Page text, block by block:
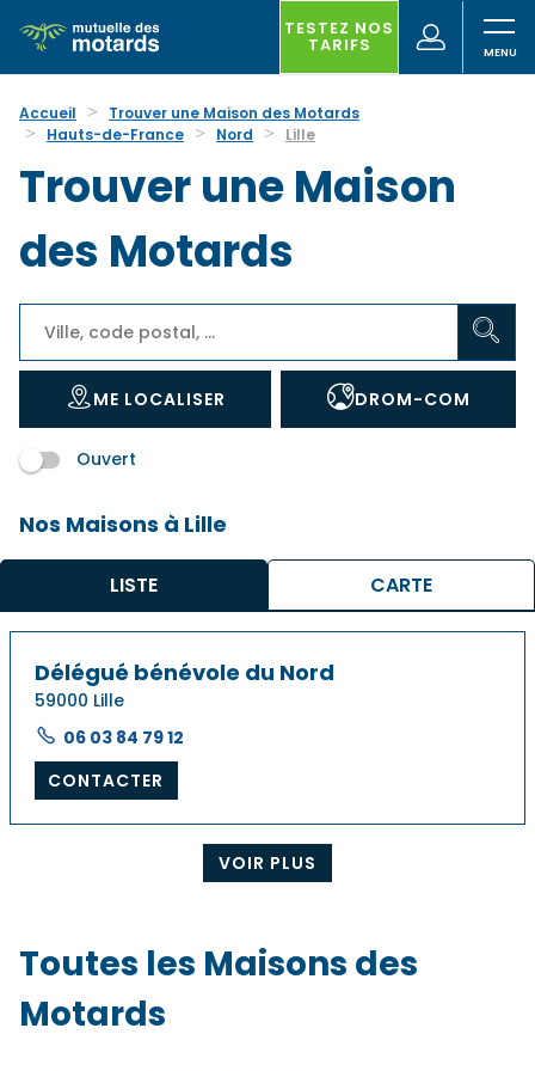
au
contenu
principal recherche
TESTEZ NOS
TARIFS
(nouvelle
fenêtre)
Accueil
Trouver une Maison des Motards
Hauts-de-France
Nord Lille
Trouver une Maison
des Motards
ME LOCALISER DROM-COM
Ouvert
Nos Maisons à Lille
LISTE CARTE
Délégué bénévole du Nord
59000 Lille
06 03 84 79 12
CONTACTER
VOIR PLUS
Toutes les Maisons des
Motards